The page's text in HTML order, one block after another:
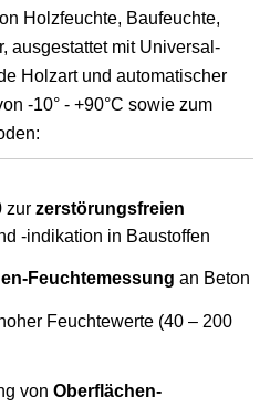
Holzfeuchte, Baufeuchte,
ausgestattet mit Universal-
Holzart und automatischer
-10° - +90°C sowie zum
zur zerstörungsfreien
-indikation in Baustoffen
Feuchtemessung an Beton
Feuchtewerte (40 – 200
von Oberflächen-